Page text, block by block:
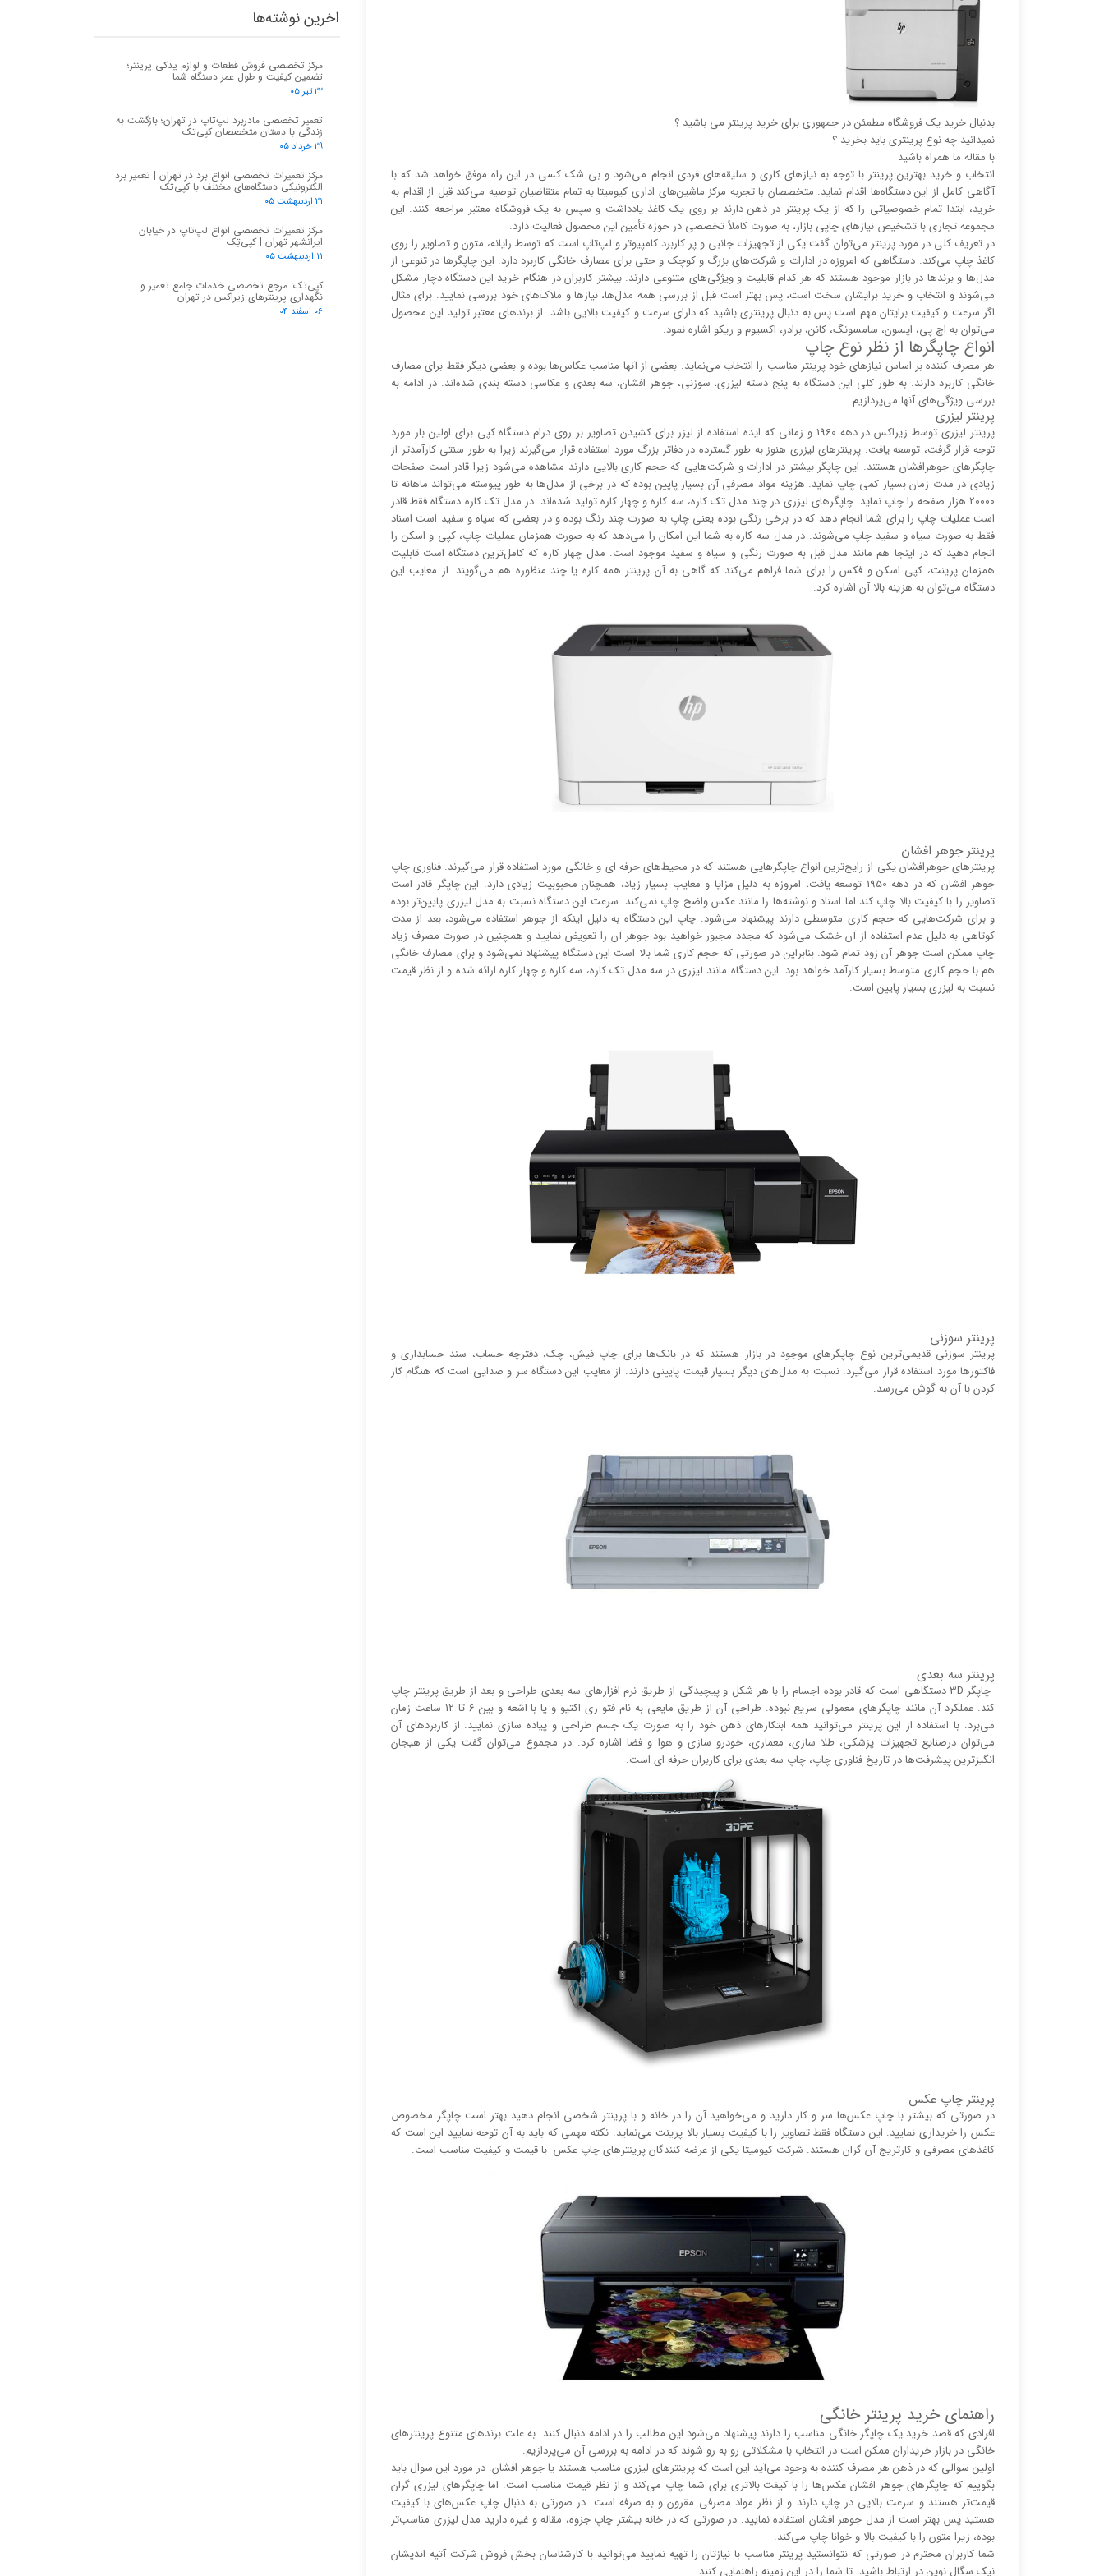
بدنبال خرید یک فروشگاه مطمئن در جمهوری برای خرید پرینتر می باشید ؟
نمیدانید چه نوع پرینتری باید بخرید ؟
با مقاله ما همراه باشید
انتخاب و خرید بهترین پرینتر با توجه به نیاز‌‌های کاری و سلیقه‌های فردی انجام می‌شود و بی شک کسی در این راه موفق خواهد شد که با
آگاهی کامل از این دستگاه‌ها اقدام نماید. متخصصان با تجربه مرکز ماشین‌های اداری کیومیتا به تمام متقاضیان توصیه می‌کند قبل از اقدام به
خرید، ابتدا تمام خصوصیاتی را که از یک پرینتر در ذهن دارند بر روی یک کاغذ یادداشت و سپس به یک فروشگاه معتبر مراجعه کنند. این
مجموعه تجاری با تشخیص نیاز‌‌های چاپی بازار، به صورت کاملاً تخصصی در حوزه تأمین این محصول فعالیت دارد.
در تعریف کلی در مورد پرینتر می‌توان گفت یکی از تجهیزات جانبی و پر کاربرد کامپیوتر و لپ‌تاپ است که توسط رایانه، متون و تصاویر را روی
کاغذ چاپ می‌کند. دستگاهی که امروزه در ادارات و شرکت‌های بزرگ و کوچک و حتی برای مصارف خانگی کاربرد دارد. این چاپگر‌ها در تنوعی از
مدل‌ها و برند‌ها در بازار موجود هستند که هر کدام قابلیت و ویژگی‌های متنوعی دارند. بیشتر کاربران در هنگام خرید این دستگاه دچار مشکل
می‌شوند و انتخاب و خرید برایشان سخت است، پس بهتر است قبل از بررسی همه مدل‌ها، نیاز‌ها و ملاک‌های خود بررسی نمایید. برای مثال
اگر سرعت و کیفیت برایتان مهم است پس به دنبال پرینتری باشید که دارای سرعت و کیفیت بالایی باشد. از برند‌های معتبر تولید این محصول
می‌توان به اچ پی، اپسون، سامسونگ، کانن، برادر، اکسیوم و ریکو اشاره نمود.
انواع چاپگر‌ها از نظر نوع چاپ
هر مصرف کننده بر اساس نیاز‌های خود پرینتر مناسب را انتخاب می‌نماید. بعضی از آنها مناسب عکاس‌ها بوده و بعضی دیگر فقط برای مصارف
خانگی کاربرد دارند. به طور کلی این دستگاه به پنج دسته لیزری، سوزنی، جوهر افشان، سه بعدی و عکاسی دسته بندی شده‌اند. در ادامه به
بررسی ویژگی‌های آنها می‌پردازیم.
پرینتر لیزری
پرینتر لیزری توسط زیراکس در دهه 1960 و زمانی که ایده استفاده از لیزر برای کشیدن تصاویر بر روی درام دستگاه کپی برای اولین بار مورد
توجه قرار گرفت، توسعه یافت. پرینتر‌های لیزری هنوز به طور گسترده در دفاتر بزرگ مورد استفاده قرار می‌گیرند زیرا به طور سنتی کارآمد‌‌تر از
چاپگر‌های جوهرافشان هستند. این چاپگر بیشتر در ادارات و شرکت‌هایی که حجم کاری بالایی دارند مشاهده می‌شود زیرا قادر است صفحات
زیادی در مدت زمان بسیار کمی چاپ نماید. هزینه مواد مصرفی آن بسیار پایین بوده که در برخی از مدل‌ها به طور پیوسته می‌تواند ماهانه تا
20000 هزار صفحه را چاپ نماید. چاپگر‌های لیزری در چند مدل تک کاره، سه کاره و چهار کاره تولید شده‌اند. در مدل تک کاره دستگاه فقط قادر
است عملیات چاپ را برای شما انجام دهد که در برخی رنگی بوده یعنی چاپ به صورت چند رنگ بوده و در بعضی که سیاه و سفید است اسناد
فقط به صورت سیاه و سفید چاپ می‌شوند. در مدل سه کاره به شما این امکان را می‌دهد که به صورت همزمان عملیات چاپ، کپی و اسکن را
انجام دهید که در اینجا هم مانند مدل قبل به صورت رنگی و سیاه و سفید موجود است. مدل چهار کاره که کامل‌ترین دستگاه است قابلیت
همزمان پرینت، کپی اسکن و فکس را برای شما فراهم می‌کند که گاهی به آن پرینتر همه کاره یا چند منظوره هم می‌گویند. از معایب این
دستگاه می‌توان به هزینه بالا آن اشاره کرد.
پرینتر جوهر افشان
پرینتر‌های جوهرافشان یکی از رایج‌ترین انواع چاپگر‌هایی هستند که در محیط‌های حرفه ای و خانگی مورد استفاده قرار می‌گیرند. فناوری چاپ
جوهر افشان که در دهه 1950 توسعه یافت، امروزه به دلیل مزایا و معایب بسیار زیاد، همچنان محبوبیت زیادی دارد. این چاپگر قادر است
تصاویر را با کیفیت بالا چاپ کند اما اسناد و نوشته‌ها را مانند عکس واضح چاپ نمی‌کند. سرعت این دستگاه نسبت به مدل لیزری پایین‌تر بوده
و برای شرکت‌هایی که حجم کاری متوسطی دارند پیشنهاد می‌شود. چاپ این دستگاه به دلیل اینکه از جوهر استفاده می‌شود، بعد از مدت
کوتاهی به دلیل عدم استفاده از آن خشک می‌شود که مجدد مجبور خواهید بود جوهر آن را تعویض نمایید و همچنین در صورت مصرف زیاد
چاپ ممکن است جوهر آن زود تمام شود. بنابراین در صورتی که حجم کاری شما بالا است این دستگاه پیشنهاد نمی‌شود و برای مصارف خانگی
هم با حجم کاری متوسط بسیار کارآمد خواهد بود. این دستگاه مانند لیزری در سه مدل تک کاره، سه کاره و چهار کاره ارائه شده و از نظر قیمت
نسبت به لیزری بسیار پایین است.
پرینتر سوزنی
پرینتر سوزنی قدیمی‌ترین نوع چاپگر‌های موجود در بازار هستند که در بانک‌ها برای چاپ فیش، چک، دفترچه حساب، سند حسابداری و
فاکتور‌ها مورد استفاده قرار می‌گیرد. نسبت به مدل‌های دیگر بسیار قیمت پایینی دارند. از معایب این دستگاه سر و صدایی است که هنگام کار
کردن با آن به گوش می‌رسد.
پرینتر سه بعدی
چاپگر 3D دستگاهی است که قادر بوده اجسام را با هر شکل و پیچیدگی از طریق نرم افزار‌های سه بعدی طراحی و بعد از طریق پرینتر چاپ
کند. عملکرد آن مانند چاپگر‌های معمولی سریع نبوده. طراحی آن از طریق مایعی به نام فتو ری اکتیو و یا با اشعه و بین 6 تا 12 ساعت زمان
می‌برد. با استفاده از این پرینتر می‌توانید همه ابتکار‌های ذهن خود را به صورت یک جسم طراحی و پیاده سازی نمایید. از کاربرد‌های آن
می‌توان درصنایع تجهیزات پزشکی، طلا سازی، معماری، خودرو سازی و هوا و فضا اشاره کرد. در مجموع می‌توان گفت یکی از هیجان
انگیز‌‌ترین پیشرفت‌ها در تاریخ فناوری چاپ، چاپ سه بعدی برای کاربران حرفه ای است.
پرینتر چاپ عکس
در صورتی که بیشتر با چاپ عکس‌ها سر و کار دارید و می‌خواهید آن را در خانه و با پرینتر شخصی انجام دهید بهتر است چاپگر مخصوص
عکس را خریداری نمایید. این دستگاه فقط تصاویر را با کیفیت بسیار بالا پرینت می‌نماید. نکته مهمی که باید به آن توجه نمایید این است که
کاغذ‌های مصرفی و کارتریج آن گران هستند. شرکت کیومیتا یکی از عرضه کنندگان پرینتر‌های چاپ عکس با قیمت و کیفیت مناسب است.
راهنمای خرید پرینتر خانگی
افرادی که قصد خرید یک چاپگر خانگی مناسب را دارند پیشنهاد می‌شود این مطالب را در ادامه دنبال کنند. به علت برند‌های متنوع پرینتر‌های
خانگی در بازار خریداران ممکن است در انتخاب با مشکلاتی رو به رو شوند که در ادامه به بررسی آن می‌پردازیم.
اولین سوالی که در ذهن هر مصرف کننده به وجود می‌آید این است که پرینتر‌های لیزری مناسب هستند یا جوهر افشان. در مورد این سوال باید
بگوییم که چاپگر‌های جوهر افشان عکس‌ها را با کیفت بالا‌‌‌تری برای شما چاپ می‌کند و از نظر قیمت مناسب است. اما چاپگر‌های لیزری گران
قیمت‌تر هستند و سرعت بالایی در چاپ دارند و از نظر مواد مصرفی مقرون و به صرفه است. در صورتی به دنبال چاپ عکس‌های با کیفیت
هستید پس بهتر است از مدل جوهر افشان استفاده نمایید. در صورتی که در خانه بیشتر چاپ جزوه، مقاله و غیره دارید مدل لیزری مناسب‌تر
بوده، زیرا متون را با کیفیت بالا و خوانا چاپ می‌کند.
شما کاربران محترم در صورتی که نتوانستید پرینتر مناسب با نیازتان را تهیه نمایید می‌توانید با کارشناسان بخش فروش شرکت آتیه اندیشان
نیک سگال نوین در ارتباط باشید. تا شما را در این زمینه راهنمایی کنند.
اخرین نوشته‌ها
مرکز تخصصی فروش قطعات و لوازم یدکی پرینتر؛
تضمین کیفیت و طول عمر دستگاه شما
۲۲ تیر ۰۵
تعمیر تخصصی مادربرد لپ‌تاپ در تهران؛ بازگشت به
زندگی با دستان متخصصان کپی‌تک
۲۹ خرداد ۰۵
مرکز تعمیرات تخصصی انواع برد در تهران | تعمیر برد
الکترونیکی دستگاه‌های مختلف با کپی‌تک
۲۱ اردیبهشت ۰۵
مرکز تعمیرات تخصصی انواع لپ‌تاپ در خیابان
ایرانشهر تهران | کپی‌تِک
۱۱ اردیبهشت ۰۵
کپی‌تک: مرجع تخصصی خدمات جامع تعمیر و
نگهداری پرینترهای زیراکس در تهران
۰۶ اسفند ۰۴